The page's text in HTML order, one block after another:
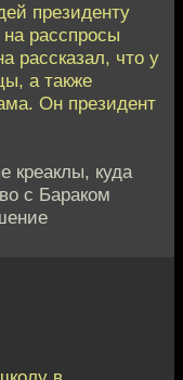
президенту
расспросы
рассказал, что у
а также
Он президент
креаклы, куда
с Бараком